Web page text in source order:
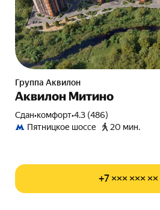
Группа Аквилон
Аквилон Митино
Сдан•комфорт•4.3 (486)
Пятницкое шоссе
20 мин.
+7 ××× ××× ××